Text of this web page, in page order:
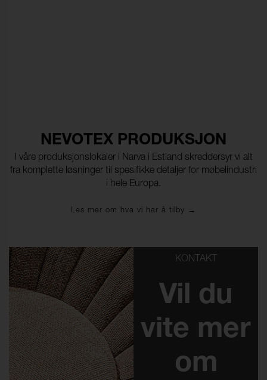
NEVOTEX PRODUKSJON
I våre produksjonslokaler i Narva i Estland skreddersyr vi alt
fra komplette løsninger til spesifikke detaljer for møbelindustri
i hele Europa.
Les mer om hva vi har å tilby
KONTAKT
Vil du
vite mer
om